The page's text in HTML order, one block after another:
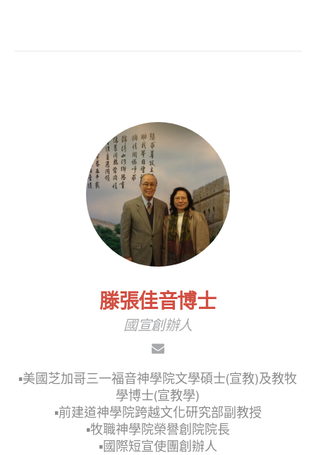
滕張佳音博士
國宣創辦人
▪︎美國芝加哥三一福音神學院文學碩士(宣教)及教牧
學博士(宣教學)
▪︎前建道神學院跨越文化研究部副教授
▪︎牧職神學院榮譽創院院長
▪︎國際短宣使團創辦人